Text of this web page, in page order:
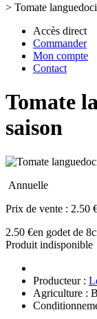
> Tomate
Accès direct
Commander
Mon compte
Contact
Tomate
saison
Annuelle
Prix de vente : 2.50
2.50 €en godet de
Produit indisponible
Producteur :
Agriculture :